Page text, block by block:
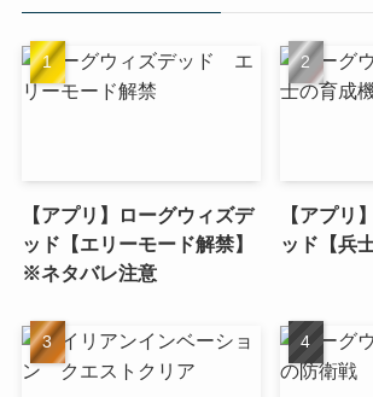
【アプリ】ローグウィズデ
ッド【エリーモード解禁】
※ネタバレ注意
【アプリ
ッド【兵